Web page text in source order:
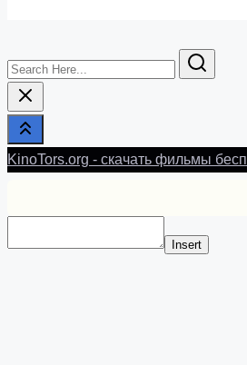
Search
Here...
KinoTors.org - скачать фильмы
Insert